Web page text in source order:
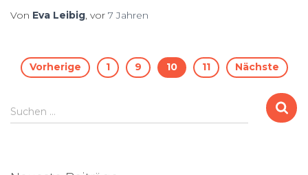
Von Eva Leibig, vor 7 Jahren
Seitennummerierung
der
Vorherige 1 9 10 11 Nächste
S
u
Suchen …